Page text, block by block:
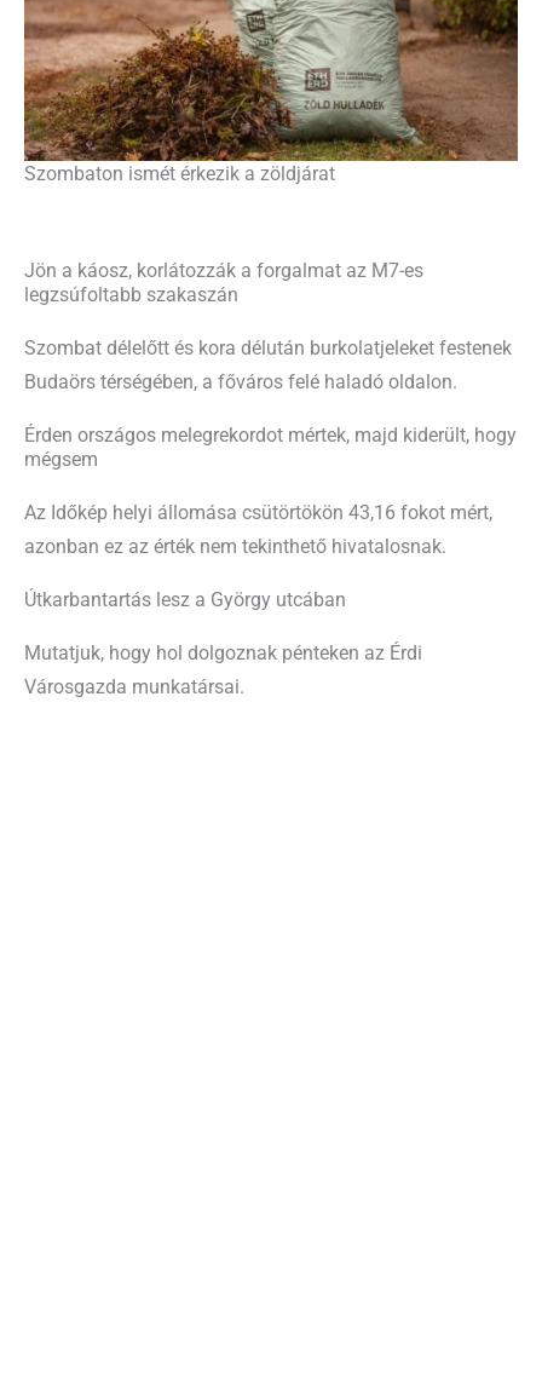
Szombaton ismét érkezik a zöldjárat
Jön a káosz, korlátozzák a forgalmat az M7-es
legzsúfoltabb szakaszán
Szombat délelőtt és kora délután burkolatjeleket festenek
Budaörs térségében, a főváros felé haladó oldalon.
Érden országos melegrekordot mértek, majd kiderült, hogy
mégsem
Az Időkép helyi állomása csütörtökön 43,16 fokot mért,
azonban ez az érték nem tekinthető hivatalosnak.
Útkarbantartás lesz a György utcában
Mutatjuk, hogy hol dolgoznak pénteken az Érdi
Városgazda munkatársai.